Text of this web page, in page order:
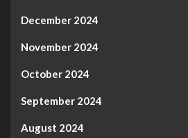
December 2024
November 2024
October 2024
September 2024
August 2024